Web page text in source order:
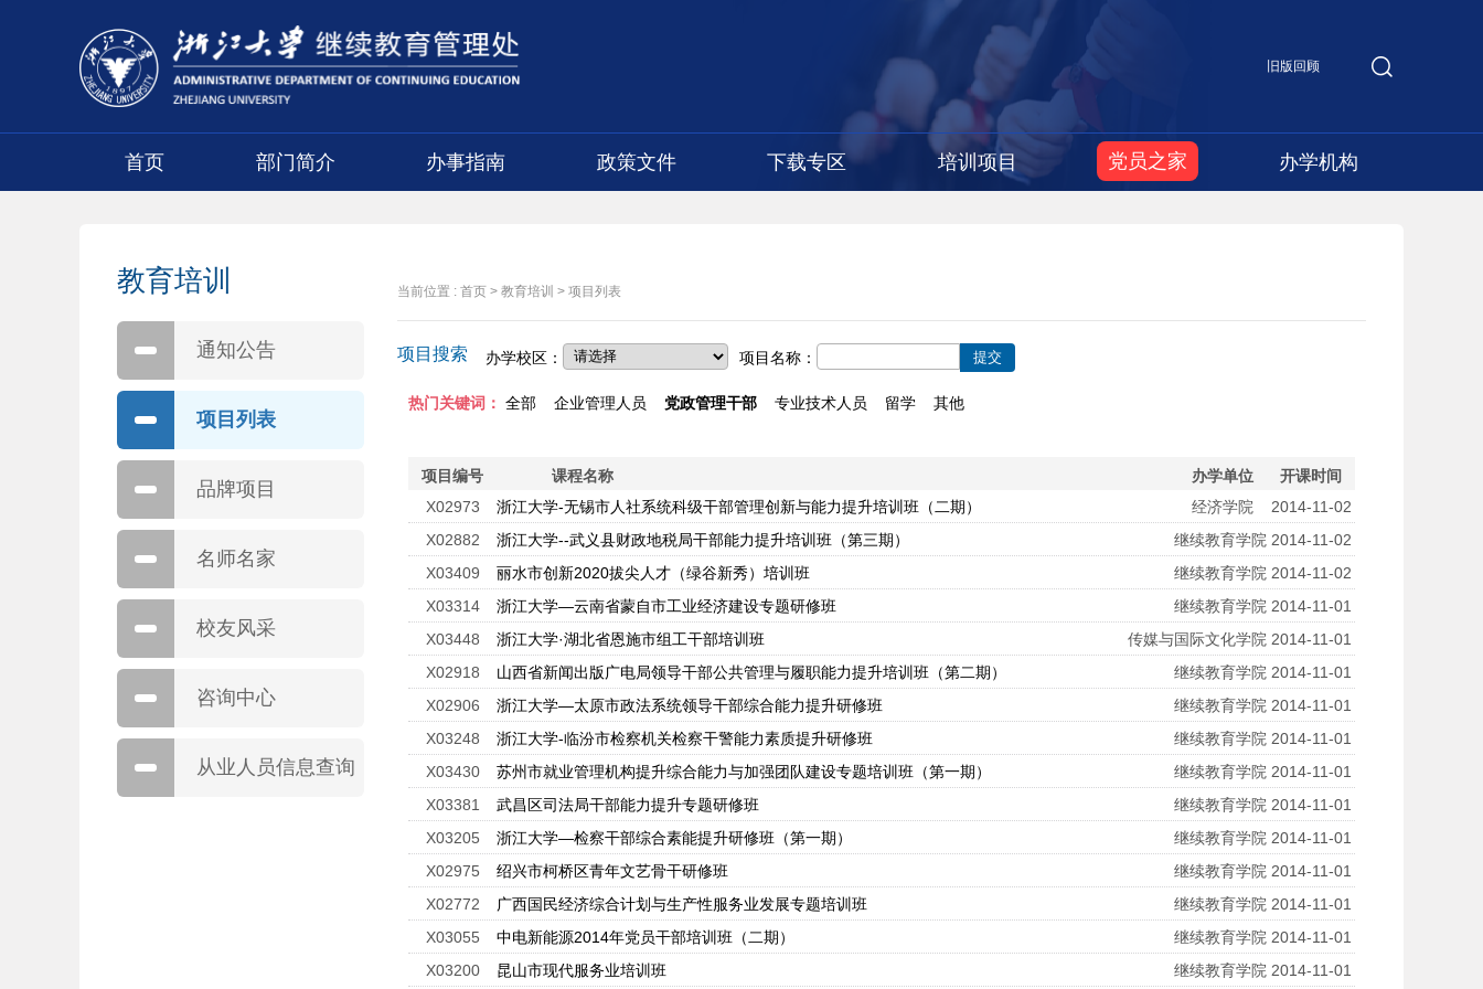
旧版回顾
首页 部门简介 办事指南 政策文件 下载专区 培训项目 党员之家 办学机构
教育培训
通知公告
项目列表
品牌项目
名师名家
校友风采
咨询中心
从业人员信息查询
当前位置 : 首页 > 教育培训 > 项目列表
项目搜索 办学校区： 项目名称：
热门关键词： 全部 企业管理人员 党政管理干部 专业技术人员 留学 其他
项目编号 课程名称 开课时间
办学单位
X02973
浙江大学-无锡市人社系统科级干部管理创新与能力提升培训班（二期） 2014-11-02
经济学院
X02882
浙江大学--武义县财政地税局干部能力提升培训班（第三期） 2014-11-02
继续教育学院
X03409
丽水市创新2020拔尖人才（绿谷新秀）培训班 2014-11-02
继续教育学院
X03314
浙江大学—云南省蒙自市工业经济建设专题研修班 2014-11-01
继续教育学院
X03448
浙江大学·湖北省恩施市组工干部培训班 2014-11-01
传媒与国际文化学院
X02918
山西省新闻出版广电局领导干部公共管理与履职能力提升培训班（第二期） 2014-11-01
继续教育学院
X02906
浙江大学—太原市政法系统领导干部综合能力提升研修班 2014-11-01
继续教育学院
X03248
浙江大学-临汾市检察机关检察干警能力素质提升研修班 2014-11-01
继续教育学院
X03430
苏州市就业管理机构提升综合能力与加强团队建设专题培训班（第一期） 2014-11-01
继续教育学院
X03381
武昌区司法局干部能力提升专题研修班 2014-11-01
继续教育学院
X03205
浙江大学—检察干部综合素能提升研修班（第一期） 2014-11-01
继续教育学院
X02975
绍兴市柯桥区青年文艺骨干研修班 2014-11-01
继续教育学院
X02772
广西国民经济综合计划与生产性服务业发展专题培训班 2014-11-01
继续教育学院
X03055
中电新能源2014年党员干部培训班（二期） 2014-11-01
继续教育学院
X03200
昆山市现代服务业培训班 2014-11-01
继续教育学院